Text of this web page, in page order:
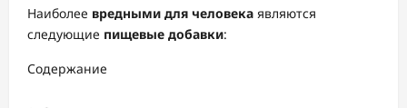
Наиболее вредными для человека являются
следующие пищевые добавки:
Содержание